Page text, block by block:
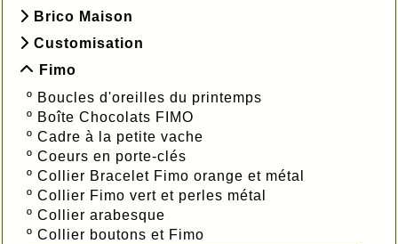
Brico Maison
Customisation
Fimo
º Boucles d'oreilles du printemps
º Boîte Chocolats FIMO
º Cadre à la petite vache
º Coeurs en porte-clés
º Collier Bracelet Fimo orange et métal
º Collier Fimo vert et perles métal
º Collier arabesque
º Collier boutons et Fimo